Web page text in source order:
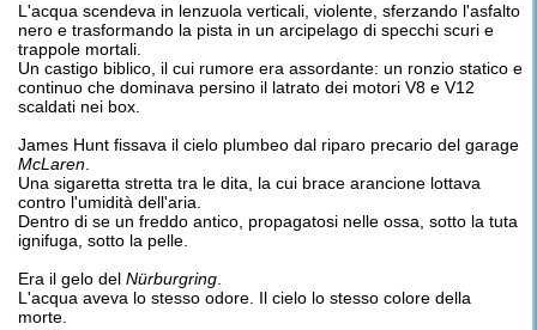
L'acqua scendeva in lenzuola verticali, violente, sferzando l'asfalto
nero e trasformando la pista in un arcipelago di specchi scuri e
trappole mortali.
Un castigo biblico, il cui rumore era assordante: un ronzio statico e
continuo che dominava persino il latrato dei motori V8 e V12
scaldati nei box.
James Hunt fissava il cielo plumbeo dal riparo precario del garage
McLaren
Una sigaretta stretta tra le dita, la cui brace arancione lottava
contro l'umidità dell'aria.
Dentro di se un freddo antico, propagatosi nelle ossa, sotto la tuta
ignifuga, sotto la pelle.
Era il gelo del Nürburgring
L'acqua aveva lo stesso odore. Il cielo lo stesso colore della
morte.